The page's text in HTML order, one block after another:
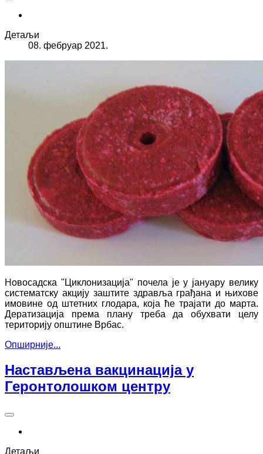
Детаљи
08. фебруар 2021.
Новосадска "Циклонизација" почела је у јануару велику
систематску акцију заштите здравља грађана и њихове
имовине од штетних глодара, која ће трајати до марта.
Дератизација према плану треба да обухвати целу
територију општине Врбас.
Опширније...
Настављена вакцинација у
Геронтолошком центру
Детаљи